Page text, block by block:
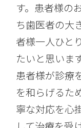
す。患者様の
ち歯医者の大
者様一人ひと
たいと思います
患者様が診療
を和らげるた
寧な対応を心